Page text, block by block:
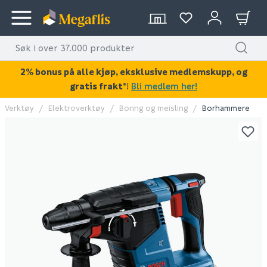
KAN DISSE VÆRE AV INTERESSE?
Verktøy Elektroverktøy Boring og meisling Borhammere
2% bonus på alle kjøp, eksklusive medlemskupp, og
gratis frakt*! Bli medlem her!